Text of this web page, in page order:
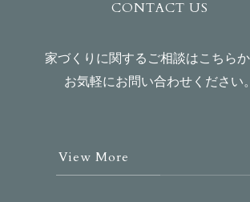
CONTACT US
家づくりに関するご相談はこちらか
お気軽にお問い合わせください。
View More